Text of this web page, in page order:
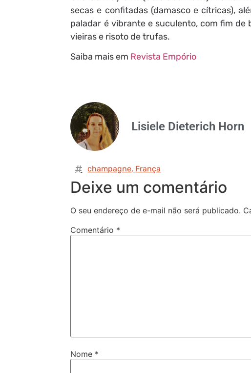
secas e confitadas (damasco e cítricas),
paladar é vibrante e suculento, com fim de
vieiras e risoto de trufas.
Saiba mais em Revista Empório
Lisiele Dieterich Horn
champagne, França
Deixe um comentário
O seu endereço de e-mail não será publicado.
Comentário *
Nome *